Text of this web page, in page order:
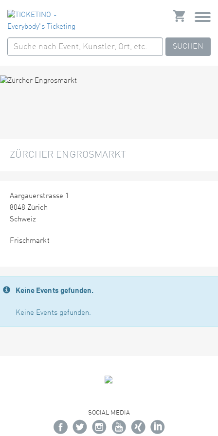
SUCHEN
ZÜRCHER ENGROSMARKT
Aargauerstrasse 1
8048 Zürich
Schweiz
Frischmarkt
Keine Events gefunden.
Keine Events gefunden.
SOCIAL MEDIA